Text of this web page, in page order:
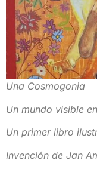
Una Cosmogonia
Un mundo visible
Un primer libro
Invención de Jan